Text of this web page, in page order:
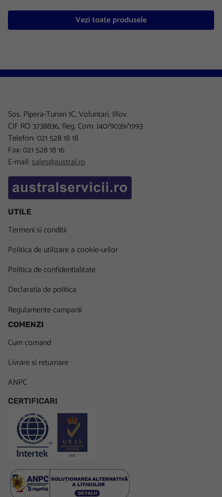
Vezi toate produsele
Sos. Pipera-Tunari 1C, Voluntari, Ilfov.
CIF RO 3738836, Reg. Com. J40/9039/1993
Telefon: 021 528 18 18
Fax: 021 528 18 16
E-mail:sales@austral.ro
UTILE
Termeni si conditii
Politica de utilizare a cookie-urilor
Politica de confidentialitate
Declaratia de politica
Regulamente campanii
COMENZI
Cum comand
Livrare si returnare
ANPC
CERTIFICARI